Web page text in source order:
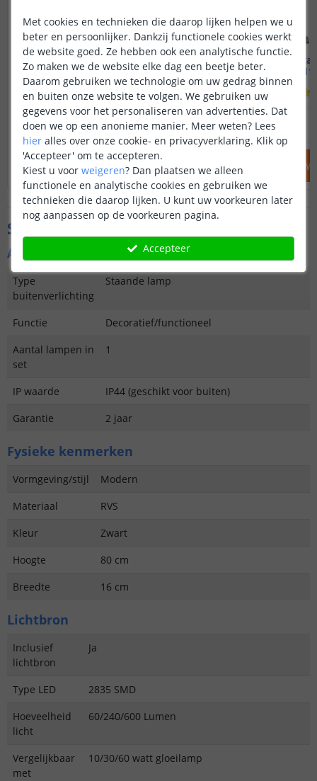
Solar lantaarn London
Hoogte 100 of 135 cm
(30 reviews)
OP VOORRAAD 114,95
IN WINKELWAGEN
Solar
Hoogte
OP VOORRAAD
IN
Specificaties
Algemene kenmerken
Type
buitenverlichting
Staande lamp
Functie
Decoratief/functioneel
Aantal lampen in
set
1
IP waarde
IP44 (geschikt voor buiten)
Garantie
2 jaar
Fysieke kenmerken
Vormgeving/stijl
Modern
Materiaal
RVS
Kleur
Zwart
Hoogte
80 cm
Breedte
16 cm
Lichtbron
Inclusief
lichtbron
Ja
Type LED
2835 SMD
Hoeveelheid
licht
60/240/600 Lumen
Vergelijkbaar
met
10/30/60 watt gloeilamp
Met cookies en technieken die daarop lijken helpen we u
beter en persoonlijker. Dankzij functionele cookies werkt
de website goed. Ze hebben ook een analytische functie.
Zo maken we de website elke dag een beetje beter.
Daarom gebruiken we technologie om uw gedrag binnen
en buiten onze website te volgen. We gebruiken uw
gegevens voor het personaliseren van advertenties. Dat
doen we op een anonieme manier. Meer weten? Lees
hier alles over onze cookie- en privacyverklaring. Klik op
'Accepteer' om te accepteren.
Kiest u voor weigeren? Dan plaatsen we alleen
functionele en analytische cookies en gebruiken we
technieken die daarop lijken. U kunt uw voorkeuren later
nog aanpassen op de voorkeuren pagina.
Accepteer